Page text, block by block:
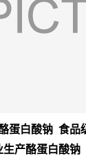
蛋白酸钠 食
产酪蛋白酸